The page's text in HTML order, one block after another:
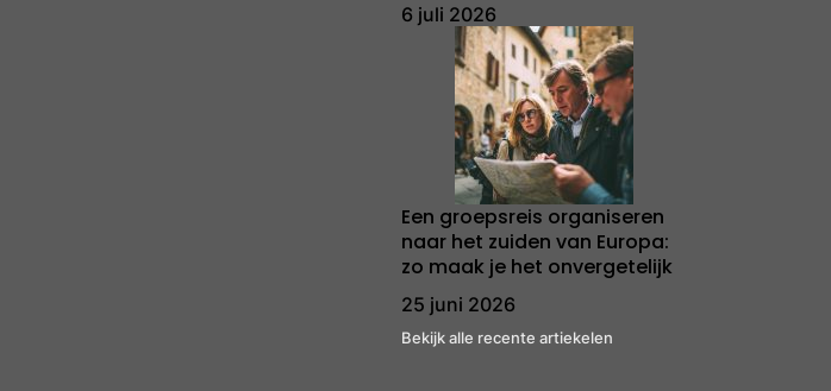
6 juli 2026
Een groepsreis organiseren
naar het zuiden van Europa:
zo maak je het onvergetelijk
25 juni 2026
Bekijk alle recente artiekelen